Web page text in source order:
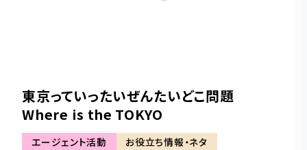
東京っていったいぜんたいどこ問題
Where is the TOKYO
エージェント活動 お役立ち情報・ネタ